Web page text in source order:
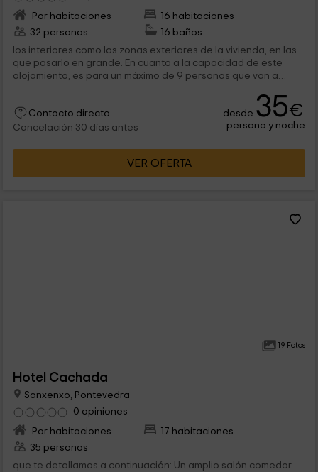
Por habitaciones
16 habitaciones
32 personas
16 baños
los interiores como las zonas exteriores de la vivienda, en las
que pasarlo en grande. En cuanto a la capacidad de este
alojamiento, es para un máximo de 9 personas que van a
Contacto directo
Cancelación 30 días antes
desde 35€
persona y noche
VER OFERTA
19 Fotos
Hotel Cachada
Sanxenxo, Pontevedra
0 opiniones
Por habitaciones
17 habitaciones
35 personas
que te detallamos a continuación: Un amplio salón comedor